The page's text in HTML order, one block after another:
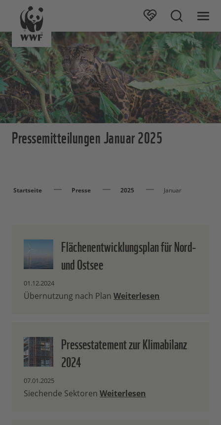
Pressemitteilungen Januar 2025
Startseite Presse 2025 Januar
Flächenentwicklungsplan für Nord-
und Ostsee
01.12.2024
Übernutzung nach Plan Weiterlesen
Pressestatement zur Klimabilanz
2024
07.01.2025
Siechende Sektoren Weiterlesen